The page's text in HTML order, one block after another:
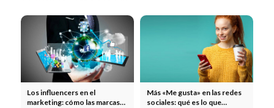
Los influencers en el
marketing: cómo las marcas
Más «Me gusta» en las redes
sociales: qué es lo que